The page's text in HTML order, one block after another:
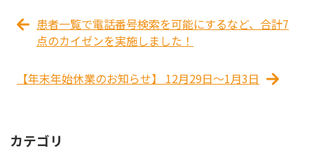
患者一覧で電話番号検索を可能にするなど、合計7
点のカイゼンを実施しました！
【年末年始休業のお知らせ】 12月29日〜1月3日
カテゴリ